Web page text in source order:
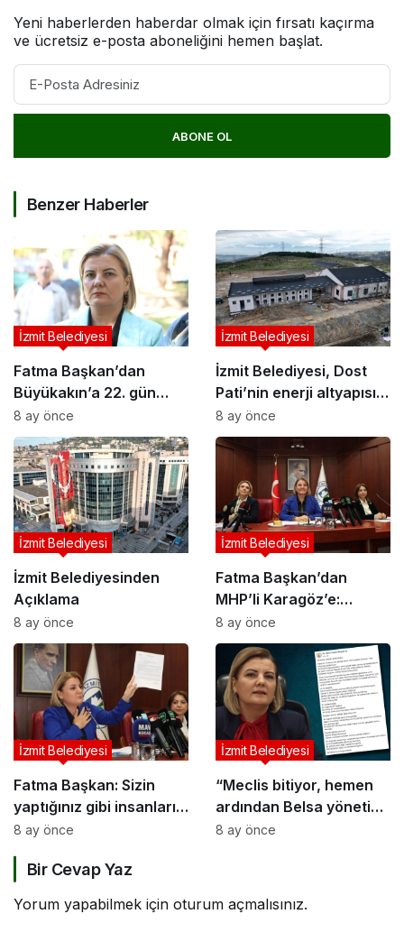
Yeni haberlerden haberdar olmak için fırsatı kaçırma
ve ücretsiz e-posta aboneliğini hemen başlat.
ABONE OL
Benzer Haberler
Fatma Başkan’dan
Büyükakın’a 22. gün
çağrısı: “Kimi
koruyorsunuz?”
İzmit Belediyesi
8 ay önce
İzmit Belediyesi, Dost
Pati’nin enerji altyapısını
tamamladı
İzmit Belediyesi
8 ay önce
İzmit Belediyesinden
Açıklama
İzmit Belediyesi
8 ay önce
Fatma Başkan’dan
MHP’li Karagöz’e:
Kurnaz siyasetinizi çok
iyi görüyoruz!
İzmit Belediyesi
8 ay önce
Fatma Başkan: Sizin
yaptığınız gibi insanların
ölümüne sebep olmadık!
İzmit Belediyesi
8 ay önce
“Meclis bitiyor, hemen
ardından Belsa yönetimi
kaloriferleri açıyor”
İzmit Belediyesi
8 ay önce
Bir Cevap Yaz
Yorum yapabilmek için oturum açmalısınız.